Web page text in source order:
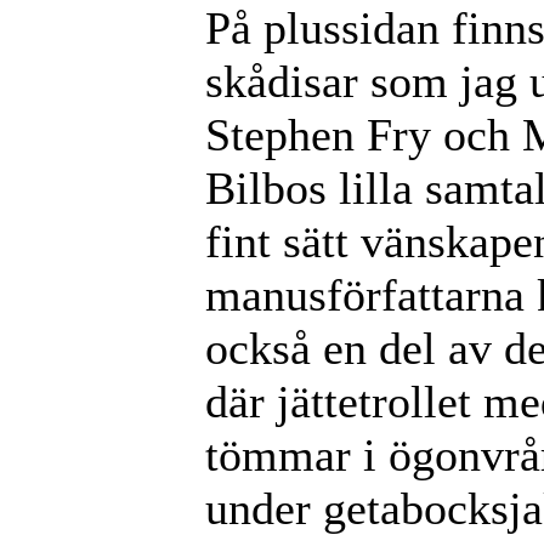
På plussidan
skådisar som
Stephen Fry och
Bilbos lilla
fint sätt
också en del av
där jättetrollet
tömmar i
under